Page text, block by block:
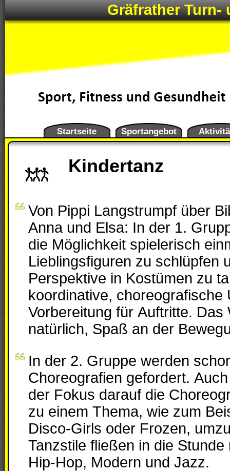
Gräfrather Turn-
Startseite Sportangebot
Kindertanz
Von Pippi Langstrumpf über
Anna und Elsa: In der 1.
die Möglichkeit spielerisch
Lieblingsfiguren zu schlüpfen
Perspektive in Kostümen zu
koordinative, choreografische
Vorbereitung für Auftritte. Das
natürlich, Spaß an der
In der 2. Gruppe werden
Choreografien gefordert.
der Fokus darauf die
zu einem Thema, wie zum
Disco-Girls oder Frozen,
Tanzstile fließen in die
Hip-Hop, Modern und Jazz.